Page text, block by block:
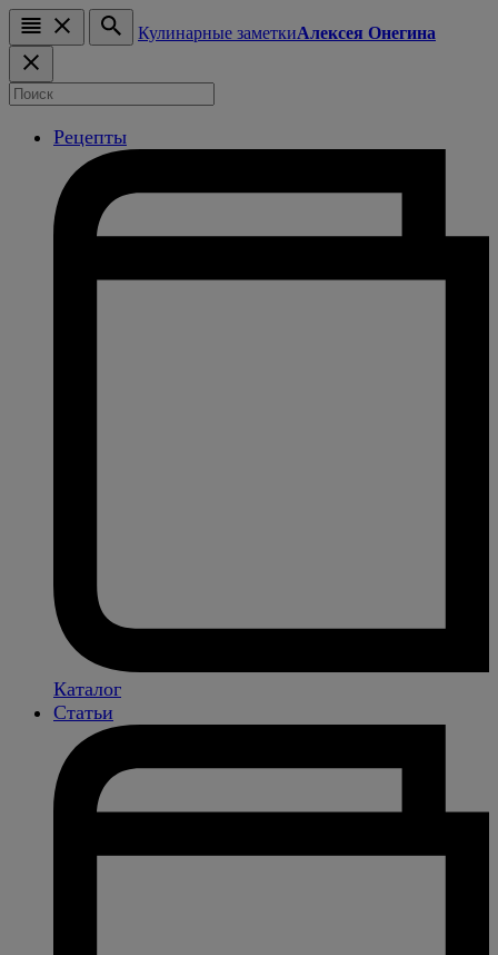
Кулинарные заметкиАлексея Онегина
Рецепты
Каталог
Статьи